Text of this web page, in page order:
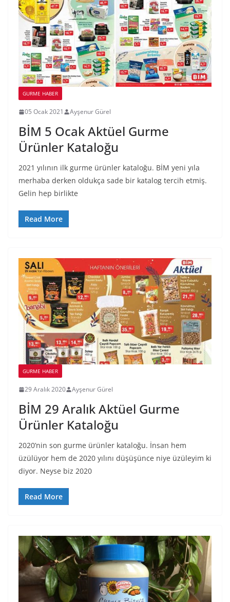
GURME HABER
05 Ocak 2021 Ayşenur Gürel
BİM 5 Ocak Aktüel Gurme
Ürünler Kataloğu
2021 yılının ilk gurme ürünler kataloğu. BİM yeni yıla
merhaba derken oldukça sade bir katalog tercih etmiş.
Gelin hep birlikte
Read More
GURME HABER
29 Aralık 2020 Ayşenur Gürel
BİM 29 Aralık Aktüel Gurme
Ürünler Kataloğu
2020’nin son gurme ürünler kataloğu. İnsan hem
üzülüyor hem de 2020 yılını düşüşünce niye üzüleyim ki
diyor. Neyse biz 2020
Read More